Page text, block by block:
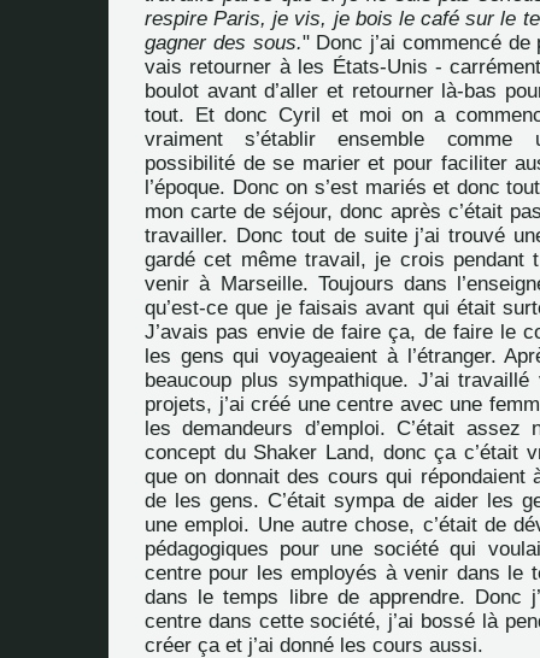
respire Paris, je vis, je bois le café sur le
gagner des sous." Donc j’ai commencé
vais retourner à les États-Unis -
boulot avant d’aller et retourner là-bas
tout. Et donc Cyril et moi on a
vraiment s’établir ensemble comme
possibilité de se marier et pour faciliter
l’époque. Donc on s’est mariés et donc
mon carte de séjour, donc après c’était
travailler. Donc tout de suite j’ai trouvé
gardé cet même travail, je crois pendant
venir à Marseille. Toujours dans
qu’est-ce que je faisais avant qui était
J’avais pas envie de faire ça, de faire le
les gens qui voyageaient à l’étranger.
beaucoup plus sympathique. J’ai
projets, j’ai créé une centre avec une
les demandeurs d’emploi. C’était assez
concept du Shaker Land, donc ça c’était
que on donnait des cours qui répondaient
de les gens. C’était sympa de aider les
une emploi. Une autre chose, c’était de
pédagogiques pour une société qui
centre pour les employés à venir dans le
dans le temps libre de apprendre. Donc
centre dans cette société, j’ai bossé là
créer ça et j’ai donné les cours aussi.